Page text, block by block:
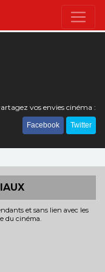
vos envies cinéma :
Facebook Twitter
et sans lien avec les
du cinéma.